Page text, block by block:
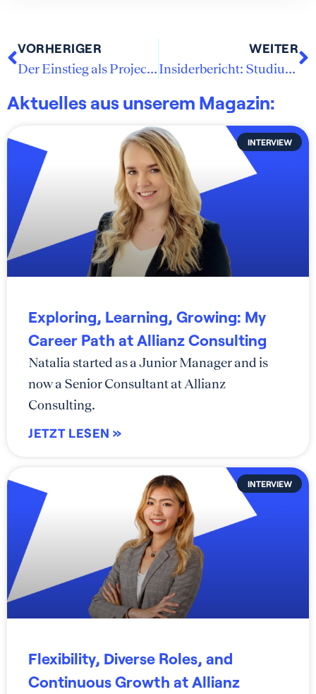
VORHERIGER
Der Einstieg als Project Consultant bei ECON
WEITER
Insiderbericht: Studium & Beruf bei E.ON
Aktuelles aus unserem Magazin:
INTERVIEW
Exploring, Learning, Growing: My
Career Path at Allianz Consulting
Natalia started as a Junior Manager and is
now a Senior Consultant at Allianz
Consulting.
JETZT LESEN »
INTERVIEW
Flexibility, Diverse Roles, and
Continuous Growth at Allianz